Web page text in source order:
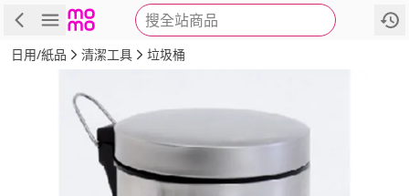
搜全站商品
商品 評價 詳情
日用/紙品 清潔工具 垃圾桶